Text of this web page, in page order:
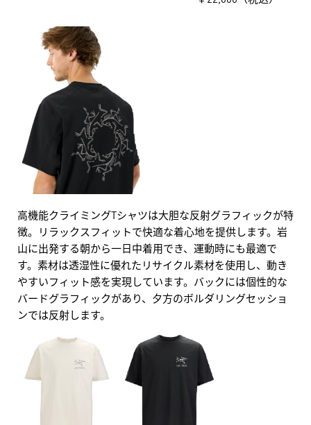
高機能クライミングTシャツは大胆な反射グラフィックが特
徴。リラックスフィットで快適な着心地を提供します。岩
山に出発する朝から一日中着用でき、運動時にも最適で
す。素材は透湿性に優れたリサイクル素材を使用し、動き
やすいフィット感を実現しています。バックには個性的な
バードグラフィックがあり、夕方のボルダリングセッショ
ンでは反射します。